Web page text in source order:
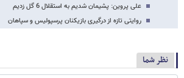
علی پروین: پشیمان شدیم به استقلال 6 گل زدیم
روایتی تازه از درگیری بازیکنان پرسپولیس و سپاهان
نظر شما